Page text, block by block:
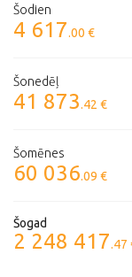
Šodien
4 617.00 €
Šonedēļ
41 873.42 €
Šomēnes
60 036.09 €
Šogad
2 248 417.47